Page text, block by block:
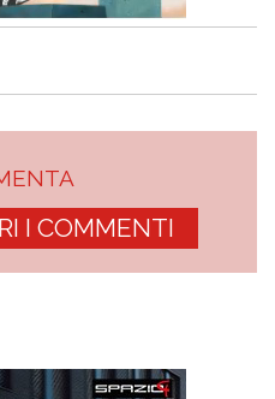
I COMMENTI